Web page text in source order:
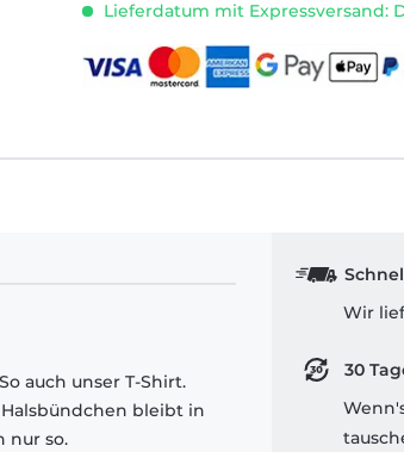
Lieferdatum mit Expressversand:
auch unser T-Shirt.
bleibt in
nur so.
Wir
30